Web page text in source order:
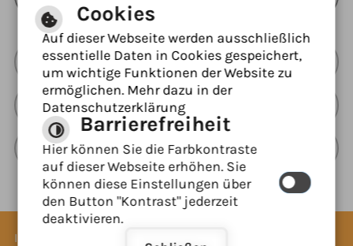
Barrierefreie Ansicht
Leichte Sprache
Gebärdensprache
Inhaltsverzeichnis
Cookies
Auf dieser Webseite werden ausschließlich
essentielle Daten in Cookies gespeichert,
um wichtige Funktionen der Website zu
ermöglichen. Mehr dazu in der
Datenschutzerklärung
Barrierefreiheit
Hier können Sie die Farbkontraste
auf dieser Webseite erhöhen. Sie
können diese Einstellungen über
den Button "Kontrast" jederzeit
deaktivieren.